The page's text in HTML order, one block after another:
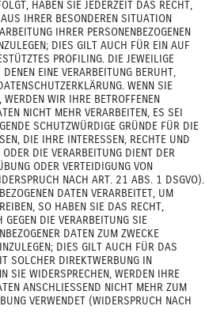
HABEN SIE JEDERZEIT DAS RECHT,
IHRER BESONDEREN SITUATION
IHRER PERSONENBEZOGENEN
DIES GILT AUCH FÜR EIN AUF
PROFILING. DIE JEWEILIGE
EINE VERARBEITUNG BERUHT,
WENN SIE
WIR IHRE BETROFFENEN
NICHT MEHR VERARBEITEN, ES SEI
SCHUTZWÜRDIGE GRÜNDE FÜR DIE
DIE IHRE INTERESSEN, RECHTE UND
DIE VERARBEITUNG DIENT DER
ODER VERTEIDIGUNG VON
NACH ART. 21 ABS. 1 DSGVO).
DATEN VERARBEITET, UM
SO HABEN SIE DAS RECHT,
GEGEN DIE VERARBEITUNG SIE
DATEN ZUM ZWECKE
DIES GILT AUCH FÜR DAS
SOLCHER DIREKTWERBUNG IN
SIE WIDERSPRECHEN, WERDEN IHRE
ANSCHLIESSEND NICHT MEHR ZUM
VERWENDET (WIDERSPRUCH NACH